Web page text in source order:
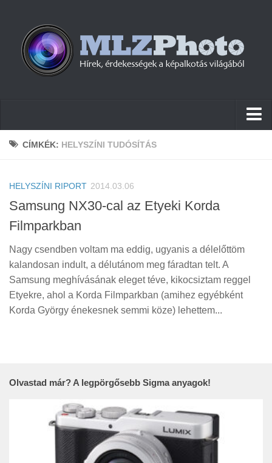
Hírek
Cikkek
Szoftver
Firmware
Tudástár
Tanácsok
Érdekességek
CÍMKÉK: HELYSZÍNI TUDÓSÍTÁS
HELYSZÍNI RIPORT 2014.03.06
Samsung NX30-cal az Etyeki Korda
Filmparkban
Nagy csendben voltam ma eddig, ugyanis a délelőttöm
kalandosan indult, a délutánom meg fáradtan telt. A
Samsung meghívásának eleget téve, kikocsiztam reggel
Etyekre, ahol a Korda Filmparkban (amihez egyébként
Korda György énekesnek semmi köze) lehettem...
Olvastad már? A legpörgősebb Sigma anyagok!